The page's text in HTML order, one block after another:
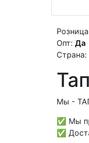
Опт: Да
Страна:
Мы -
✅ Мы
✅